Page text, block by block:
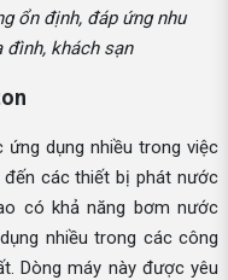
ổn định, đáp ứng nhu
khách sạn
dụng nhiều trong việc
các thiết bị phát nước
có khả năng bơm nước
nhiều trong các công
Dòng máy này được yêu